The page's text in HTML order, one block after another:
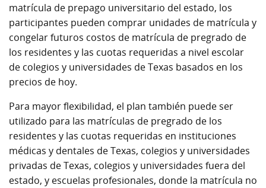
matrícula de prepago universitario del estado, los
participantes pueden comprar unidades de matrícula y
congelar futuros costos de matrícula de pregrado de
los residentes y las cuotas requeridas a nivel escolar
de colegios y universidades de Texas basados en los
precios de hoy.
Para mayor flexibilidad, el plan también puede ser
utilizado para las matrículas de pregrado de los
residentes y las cuotas requeridas en instituciones
médicas y dentales de Texas, colegios y universidades
privadas de Texas, colegios y universidades fuera del
estado, y escuelas profesionales, donde la matrícula no